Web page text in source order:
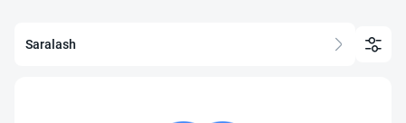
Saralash